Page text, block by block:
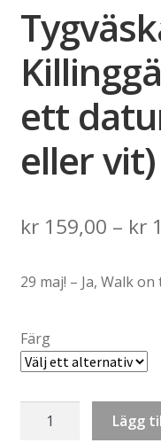
ett
eller vit)
kr159,00 – kr
29 maj! – Ja, Walk
Färg
Tygväska:
Killinggänget
Lägg